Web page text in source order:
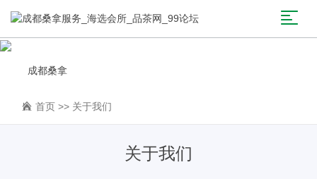
成都桑拿
首页 >> 关于我们
关于我们